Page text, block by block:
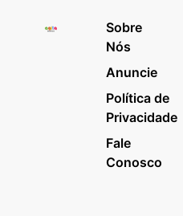
Sobre
Nós
Anuncie
Política de
Privacidade
Fale
Conosco